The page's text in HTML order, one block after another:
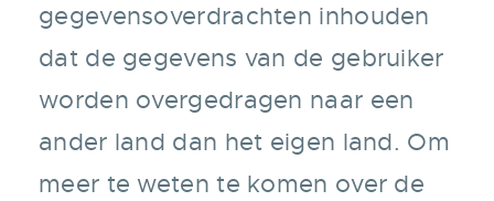
gegevensoverdrachten inhouden
dat de gegevens van de gebruiker
worden overgedragen naar een
ander land dan het eigen land. Om
meer te weten te komen over de